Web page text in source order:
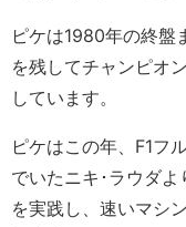
ピケは1980年の終盤
を残してチャンピオ
しています。
ピケはこの年、F1フ
でいたニキ･ラウダよ
を実践し、速いマシ